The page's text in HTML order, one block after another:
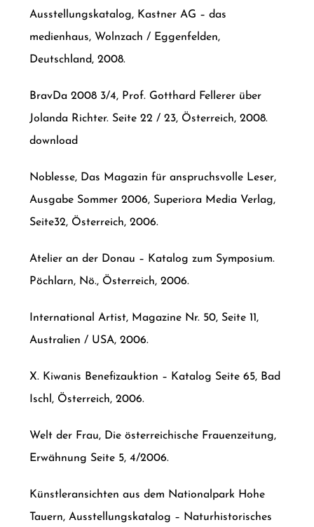
Ausstellungskatalog, Kastner AG – das
medienhaus, Wolnzach / Eggenfelden,
Deutschland, 2008.
BravDa 2008 3/4, Prof. Gotthard Fellerer über
Jolanda Richter. Seite 22 / 23, Österreich, 2008.
download
Noblesse, Das Magazin für anspruchsvolle Leser,
Ausgabe Sommer 2006, Superiora Media Verlag,
Seite32, Österreich, 2006.
Atelier an der Donau – Katalog zum Symposium.
Pöchlarn, Nö., Österreich, 2006.
International Artist, Magazine Nr. 50, Seite 11,
Australien / USA, 2006.
X. Kiwanis Benefizauktion – Katalog Seite 65, Bad
Ischl, Österreich, 2006.
Welt der Frau, Die österreichische Frauenzeitung,
Erwähnung Seite 5, 4/2006.
Künstleransichten aus dem Nationalpark Hohe
Tauern, Ausstellungskatalog – Naturhistorisches